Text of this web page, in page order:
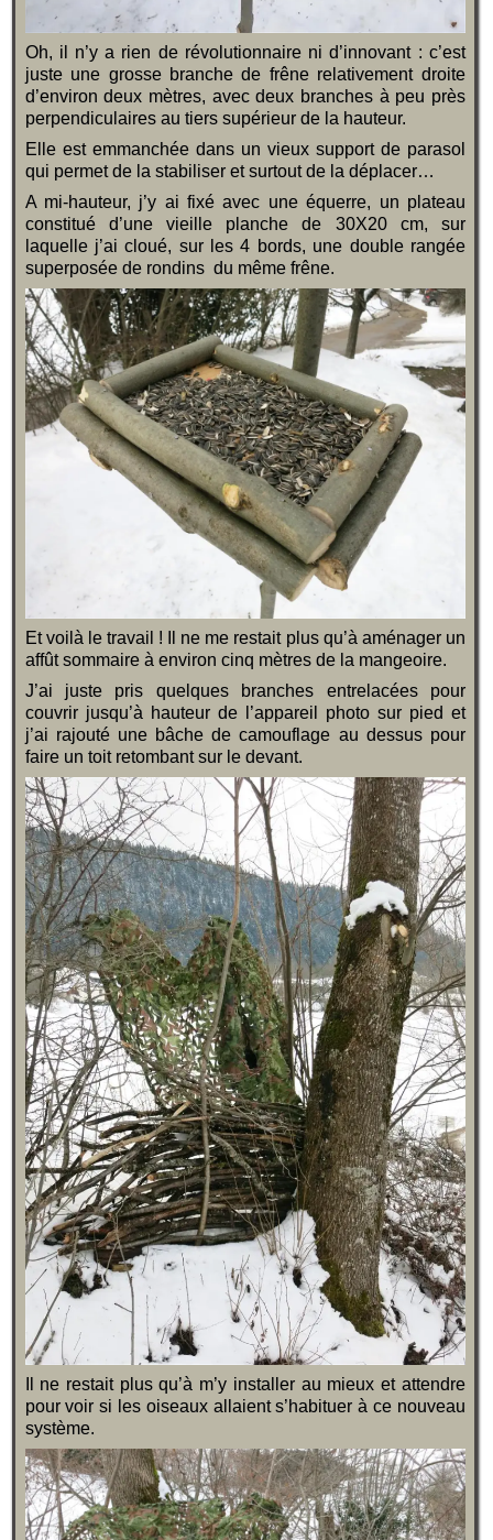
Oh, il n’y a rien de révolutionnaire ni d’innovant : c’est
juste une grosse branche de frêne relativement droite
d’environ deux mètres, avec deux branches à peu près
perpendiculaires au tiers supérieur de la hauteur.
Elle est emmanchée dans un vieux support de parasol
qui permet de la stabiliser et surtout de la déplacer…
A mi-hauteur, j’y ai fixé avec une équerre, un plateau
constitué d’une vieille planche de 30X20 cm, sur
laquelle j’ai cloué, sur les 4 bords, une double rangée
superposée de rondins du même frêne.
Et voilà le travail ! Il ne me restait plus qu’à aménager un
affût sommaire à environ cinq mètres de la mangeoire.
J’ai juste pris quelques branches entrelacées pour
couvrir jusqu’à hauteur de l’appareil photo sur pied et
j’ai rajouté une bâche de camouflage au dessus pour
faire un toit retombant sur le devant.
Il ne restait plus qu’à m’y installer au mieux et attendre
pour voir si les oiseaux allaient s’habituer à ce nouveau
système.